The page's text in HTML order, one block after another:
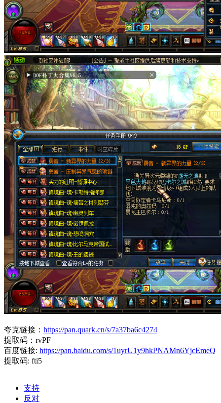
夸克链接： https://pan.quark.cn/s/7a37ba6c4274
提取码：rvPF
百度链接: https://pan.baidu.com/s/1uyrU1y9hkPNAMn6YjcEmeQ
提取码: fti5
支持
反对